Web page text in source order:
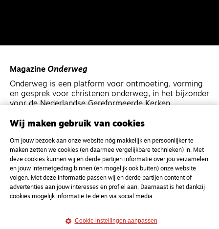
Magazine Onderweg
Onderweg is een platform voor ontmoeting, vorming
en gesprek voor christenen onderweg, in het bijzonder
voor de Nederlandse Gereformeerde Kerken.
Magazine
Onderweg
Kvk-nummer 33277063
NL46 INGB 0117 5827 86
info@onderwegonline.nl
Wij maken gebruik van cookies
Om jouw bezoek aan onze website nóg makkelijk en persoonlijker te
maken zetten we cookies (en daarmee vergelijkbare technieken) in. Met
deze cookies kunnen wij en derde partijen informatie over jou verzamelen
en jouw internetgedrag binnen (en mogelijk ook buiten) onze website
volgen. Met deze informatie passen wij en derde partijen content of
advertenties aan jouw interesses en profiel aan. Daarnaast is het dankzij
cookies mogelijk informatie te delen via social media.
Cookie instellingen aanpassen